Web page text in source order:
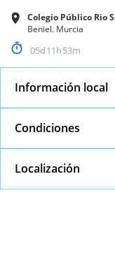
Colegio Público Rio
Beniel. Murcia
05 11 53
Información local
Condiciones
Localización